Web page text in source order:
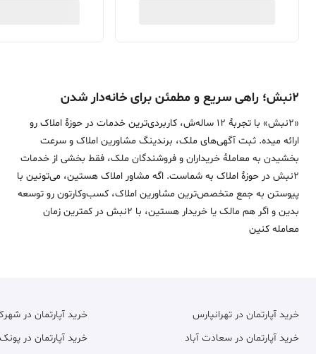
۲نبش؛ راهی سریع و مطمئن برای خانه‌دار شدن
«2نبش» با تجربۀ 12 ساله‌ش، کاربردی‌ترین خدمات در حوزۀ املاک رو
ارائه میده. ثبت آگهی‌های ملک، برندینگ مشاورین املاک و سرعت
بخشیدن به معاملۀ خریداران و فروشندگان ملک، فقط بخشی از خدمات
2نبش در حوزۀ املاک به شماست. اگه مشاور املاک هستین، می‌تونین با
پیوستن به جمع متخصص‌ترین مشاورین املاک، کسب‌وکارتون رو توسعه
بدین و اگر هم مالک یا خریدار هستین، با 2نبش در کمترین زمان
معامله‌ کنین
خرید آپارتمان در تهرانپارس
خرید آپارتمان در سعادت آباد
خرید آپارتمان در
خرید آپارتمان در